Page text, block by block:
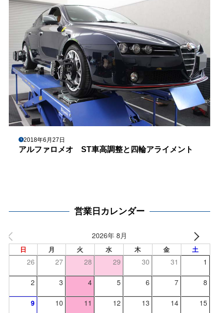
2018年6月27日
アルファロメオ ST車高調整と四輪アライメント
営業日カレンダー
2026年 8月
日 月 火 水 木 金 土
26 27 28 29 30 31 1
2 3 4 5 6 7 8
9 10 11 12 13 14 15